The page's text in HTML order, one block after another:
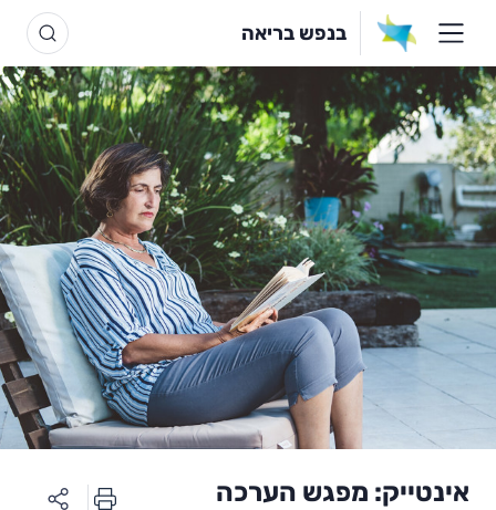
בנפש בריאה
אינטייק: מפגש הערכה